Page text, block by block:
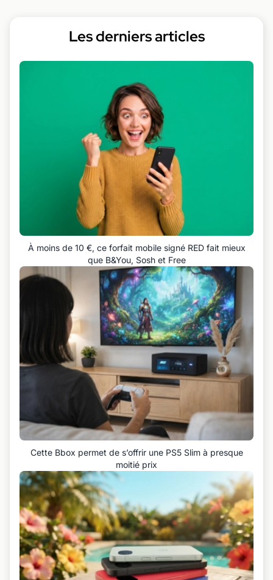
Les derniers articles
À moins de 10 €, ce forfait mobile signé RED fait mieux
que B&You, Sosh et Free
Cette Bbox permet de s’offrir une PS5 Slim à presque
moitié prix